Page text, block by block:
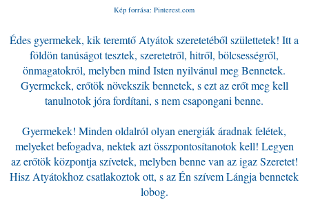
Kép forrása: Pinterest.com
Édes gyermekek, kik teremtő Atyátok szeretetéből születtetek! Itt a
földön tanúságot tesztek, szeretetről, hitről, bölcsességről,
önmagatokról, melyben mind Isten nyilvánul meg Bennetek.
Gyermekek, erőtök növekszik bennetek, s ezt az erőt meg kell
tanulnotok jóra fordítani, s nem csapongani benne.
Gyermekek! Minden oldalról olyan energiák áradnak felétek,
melyeket befogadva, nektek azt összpontosítanotok kell! Legyen
az erőtök központja szívetek, melyben benne van az igaz Szeretet!
Hisz Atyátokhoz csatlakoztok ott, s az Én szívem Lángja bennetek
lobog.